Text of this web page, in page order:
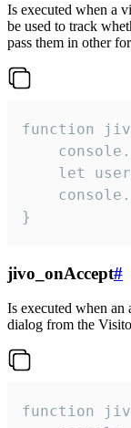
Is executed when a
be used to track
pass them in other
function
let
}
jivo_onAccept#
Is executed when an
dialog from the
function